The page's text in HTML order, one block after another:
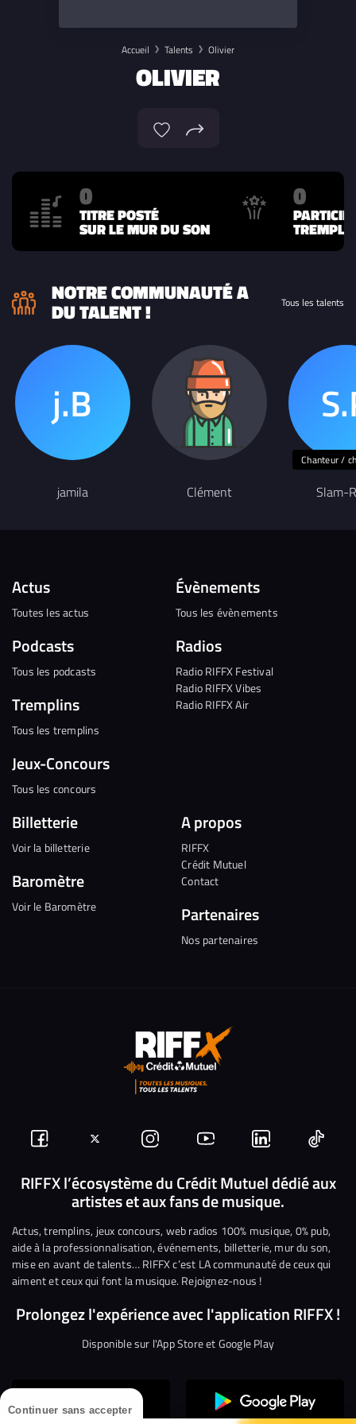
Continuer sans accepter
Accueil Talents Olivier
OLIVIER
0
TITRE POSTÉ
SUR LE MUR DU SON
0
NOTRE COMMUNAUTÉ A
DU TALENT ! Tous les talents
jamila Clément
Chanteur /
Slam-
Actus
Toutes les actus
Podcasts
Tous les podcasts
Tremplins
Tous les tremplins
Jeux-Concours
Tous les concours
Évènements
Tous les évènements
Radios
Radio RIFFX Festival
Radio RIFFX Vibes
Radio RIFFX Air
Billetterie
Voir la billetterie
Baromètre
Voir le Baromètre
A propos
RIFFX
Crédit Mutuel
Contact
Partenaires
Nos partenaires
Suivez-
nous
Facebook
Suivez-
nous
sur
Twitter
Nous
rejoindre
sur
Instagram
Nous
rejoindre
sur
YouTube
Nous
rejoindre
sur
Linkedin
Nous
RIFFX l’écosystème du Crédit Mutuel dédié aux
artistes et aux fans de musique.
Actus, tremplins, jeux concours, web radios 100% musique, 0% pub,
aide à la professionnalisation, événements, billetterie, mur du son,
mise en avant de talents… RIFFX c’est LA communauté de ceux qui
aiment et ceux qui font la musique. Rejoignez-nous !
Prolongez l'expérience avec l'application RIFFX !
Disponible sur l'App Store et Google Play